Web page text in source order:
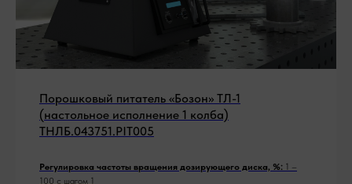
Порошковый питатель «Бозон» ТЛ-1
(настольное исполнение 1 колба)
ТНЛБ.043751.PIT005
Регулировка частоты вращения дозирующего диска, %: 1 –
100 с шагом 1